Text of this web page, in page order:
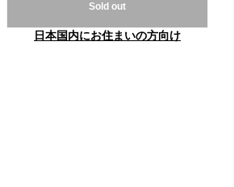
Sold out
日本国内にお住まいの方向け